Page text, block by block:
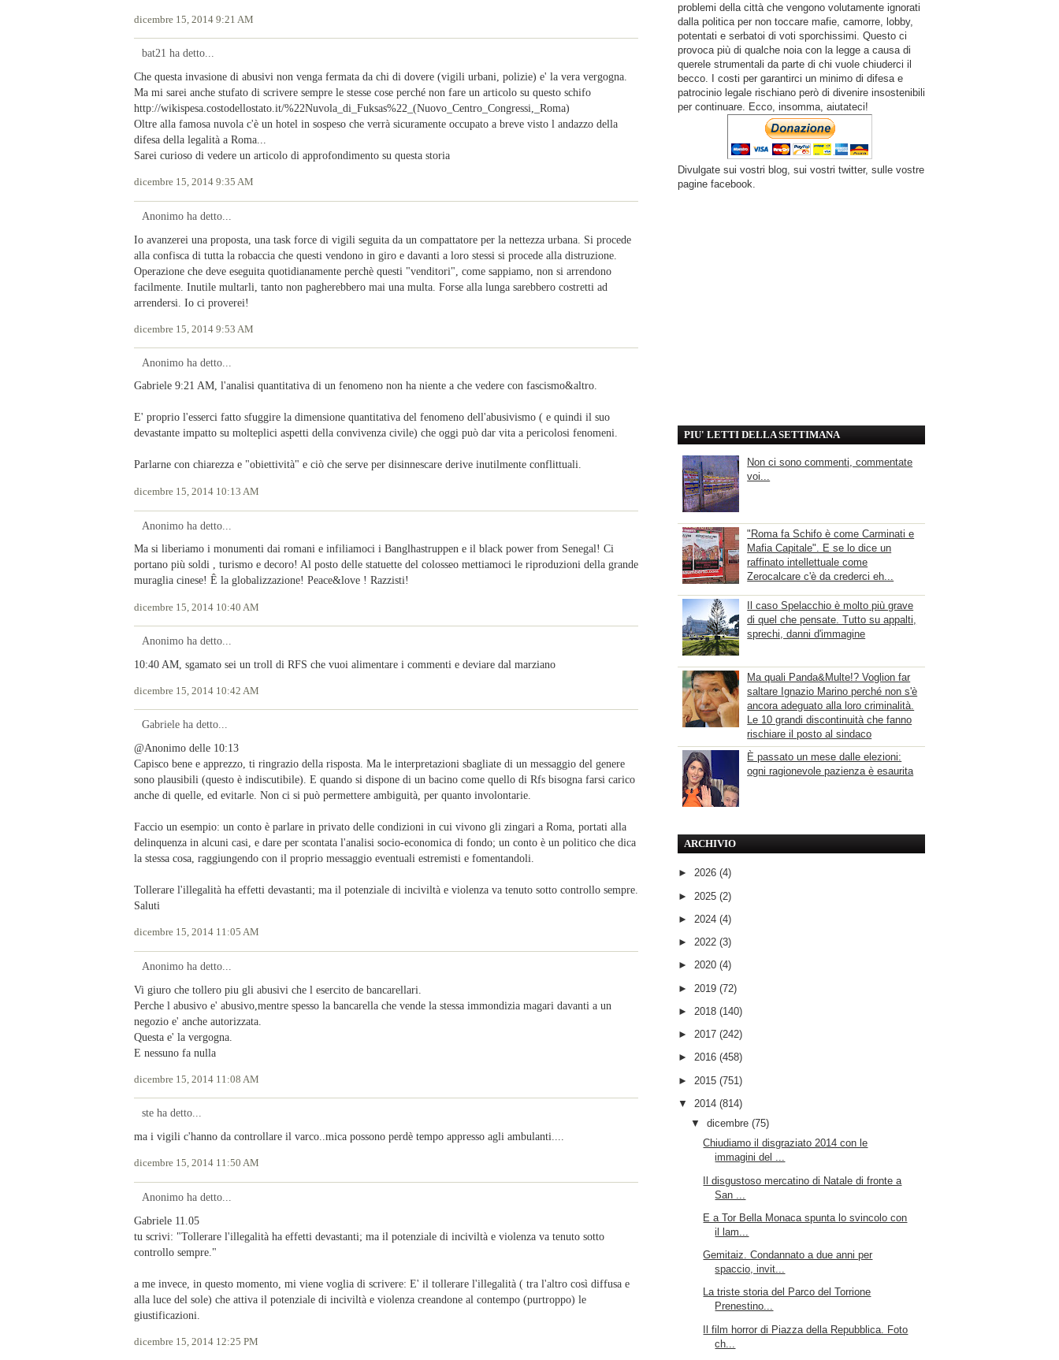
dicembre 15, 2014 9:21 AM
bat21 ha detto...
Che questa invasione di abusivi non venga fermata da chi di dovere (vigili urbani, polizie) e' la vera vergogna.
Ma mi sarei anche stufato di scrivere sempre le stesse cose perché non fare un articolo su questo schifo
http://wikispesa.costodellostato.it/%22Nuvola_di_Fuksas%22_(Nuovo_Centro_Congressi,_Roma)
Oltre alla famosa nuvola c'è un hotel in sospeso che verrà sicuramente occupato a breve visto l andazzo della
difesa della legalità a Roma...
Sarei curioso di vedere un articolo di approfondimento su questa storia
dicembre 15, 2014 9:35 AM
Anonimo ha detto...
Io avanzerei una proposta, una task force di vigili seguita da un compattatore per la nettezza urbana. Si procede
alla confisca di tutta la robaccia che questi vendono in giro e davanti a loro stessi si procede alla distruzione.
Operazione che deve eseguita quotidianamente perchè questi "venditori", come sappiamo, non si arrendono
facilmente. Inutile multarli, tanto non pagherebbero mai una multa. Forse alla lunga sarebbero costretti ad
arrendersi. Io ci proverei!
dicembre 15, 2014 9:53 AM
Anonimo ha detto...
Gabriele 9:21 AM, l'analisi quantitativa di un fenomeno non ha niente a che vedere con fascismo&altro.
E' proprio l'esserci fatto sfuggire la dimensione quantitativa del fenomeno dell'abusivismo ( e quindi il suo
devastante impatto su molteplici aspetti della convivenza civile) che oggi può dar vita a pericolosi fenomeni.
Parlarne con chiarezza e "obiettività" e ciò che serve per disinnescare derive inutilmente conflittuali.
dicembre 15, 2014 10:13 AM
Anonimo ha detto...
Ma si liberiamo i monumenti dai romani e infiliamoci i Banglhastruppen e il black power from Senegal! Ci
portano più soldi , turismo e decoro! Al posto delle statuette del colosseo mettiamoci le riproduzioni della grande
muraglia cinese! Ê la globalizzazione! Peace&love ! Razzisti!
dicembre 15, 2014 10:40 AM
Anonimo ha detto...
10:40 AM, sgamato sei un troll di RFS che vuoi alimentare i commenti e deviare dal marziano
dicembre 15, 2014 10:42 AM
Gabriele ha detto...
@Anonimo delle 10:13
Capisco bene e apprezzo, ti ringrazio della risposta. Ma le interpretazioni sbagliate di un messaggio del genere
sono plausibili (questo è indiscutibile). E quando si dispone di un bacino come quello di Rfs bisogna farsi carico
anche di quelle, ed evitarle. Non ci si può permettere ambiguità, per quanto involontarie.
Faccio un esempio: un conto è parlare in privato delle condizioni in cui vivono gli zingari a Roma, portati alla
delinquenza in alcuni casi, e dare per scontata l'analisi socio-economica di fondo; un conto è un politico che dica
la stessa cosa, raggiungendo con il proprio messaggio eventuali estremisti e fomentandoli.
Tollerare l'illegalità ha effetti devastanti; ma il potenziale di inciviltà e violenza va tenuto sotto controllo sempre.
Saluti
dicembre 15, 2014 11:05 AM
Anonimo ha detto...
Vi giuro che tollero piu gli abusivi che l esercito de bancarellari.
Perche l abusivo e' abusivo,mentre spesso la bancarella che vende la stessa immondizia magari davanti a un
negozio e' anche autorizzata.
Questa e' la vergogna.
E nessuno fa nulla
dicembre 15, 2014 11:08 AM
ste ha detto...
ma i vigili c'hanno da controllare il varco..mica possono perdè tempo appresso agli ambulanti....
dicembre 15, 2014 11:50 AM
Anonimo ha detto...
Gabriele 11.05
tu scrivi: "Tollerare l'illegalità ha effetti devastanti; ma il potenziale di inciviltà e violenza va tenuto sotto
controllo sempre."
a me invece, in questo momento, mi viene voglia di scrivere: E' il tollerare l'illegalità ( tra l'altro così diffusa e
alla luce del sole) che attiva il potenziale di inciviltà e violenza creandone al contempo (purtroppo) le
giustificazioni.
dicembre 15, 2014 12:25 PM
problemi della città che vengono volutamente ignorati
dalla politica per non toccare mafie, camorre, lobby,
potentati e serbatoi di voti sporchissimi. Questo ci
provoca più di qualche noia con la legge a causa di
querele strumentali da parte di chi vuole chiuderci il
becco. I costi per garantirci un minimo di difesa e
patrocinio legale rischiano però di divenire insostenibili
per continuare. Ecco, insomma, aiutateci!
Divulgate sui vostri blog, sui vostri twitter, sulle vostre
pagine facebook.
PIU' LETTI DELLA SETTIMANA
Non ci sono commenti, commentate
voi...
"Roma fa Schifo è come Carminati e
Mafia Capitale". E se lo dice un
raffinato intellettuale come
Zerocalcare c'è da crederci eh...
Il caso Spelacchio è molto più grave
di quel che pensate. Tutto su appalti,
sprechi, danni d'immagine
Ma quali Panda&Multe!? Voglion far
saltare Ignazio Marino perché non s'è
ancora adeguato alla loro criminalità.
Le 10 grandi discontinuità che fanno
rischiare il posto al sindaco
È passato un mese dalle elezioni:
ogni ragionevole pazienza è esaurita
ARCHIVIO
► 2026 (4)
► 2025 (2)
► 2024 (4)
► 2022 (3)
► 2020 (4)
► 2019 (72)
► 2018 (140)
► 2017 (242)
► 2016 (458)
► 2015 (751)
▼ 2014 (814)
▼ dicembre (75)
Chiudiamo il disgraziato 2014 con le
immagini del ...
Il disgustoso mercatino di Natale di fronte a
San ...
E a Tor Bella Monaca spunta lo svincolo con
il lam...
Gemitaiz. Condannato a due anni per
spaccio, invit...
La triste storia del Parco del Torrione
Prenestino...
Il film horror di Piazza della Repubblica. Foto
ch...